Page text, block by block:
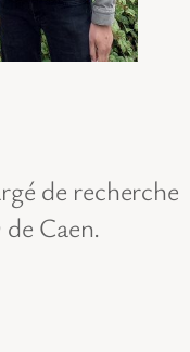
de recherche
Caen.